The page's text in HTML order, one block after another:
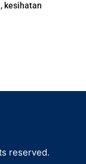
kesihatan
reserved.